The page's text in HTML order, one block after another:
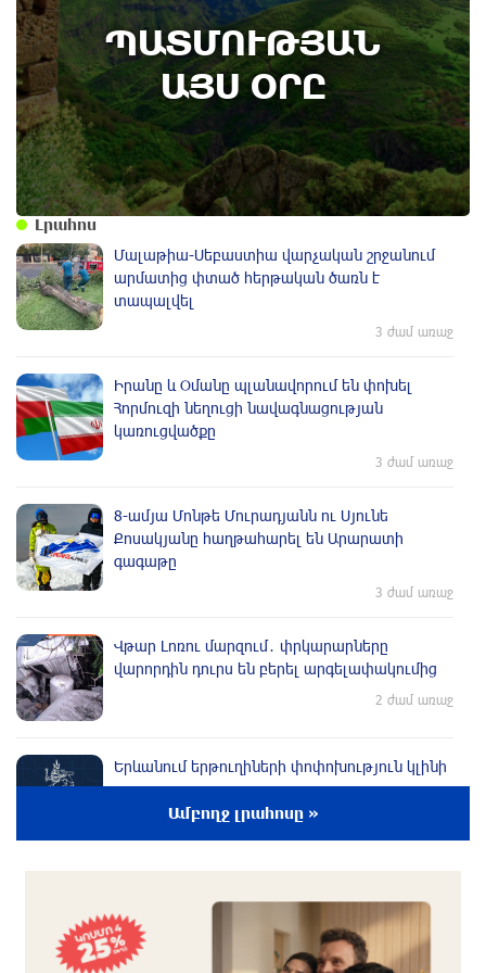
ՊԱՏՄՈՒԹՅԱՆ
ԱՅՍ ՕՐԸ
Կառավարությունը ազդարարել է Հյուսիս -
Հարավ ավտոմայրուղու շինարարության
մեկնարկը․ պատմության այս օրը (6
օգոստոս)
Լրահոս
Մալաթիա-Սեբաստիա վարչական շրջանում
արմատից փտած հերթական ծառն է
տապալվել
3 ժամ առաջ
Իրանը և Օմանը պլանավորում են փոխել
Հորմուզի նեղուցի նավագնացության
կառուցվածքը
3 ժամ առաջ
8-ամյա Մոնթե Մուրադյանն ու Սյունե
Քոսակյանը հաղթահարել են Արարատի
գագաթը
3 ժամ առաջ
Վթար Լոռու մարզում․ փրկարարները
վարորդին դուրս են բերել արգելափակումից
2 ժամ առաջ
Երևանում երթուղիների փոփոխություն կլինի
մենամարտի չեղարկման պատճառը
բացահայտվել է
2 ժամ առաջ
Ամբողջ լրահոսը »